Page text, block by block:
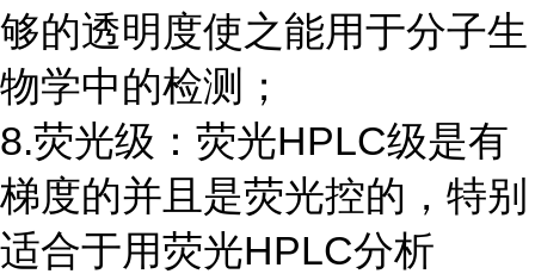
够的透明度使之能用于分子生
物学中的检测；
8.荧光级：荧光HPLC级是有
梯度的并且是荧光控的，特别
适合于用荧光HPLC分析